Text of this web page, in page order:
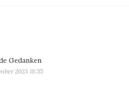
Gedanken
2023 18:55